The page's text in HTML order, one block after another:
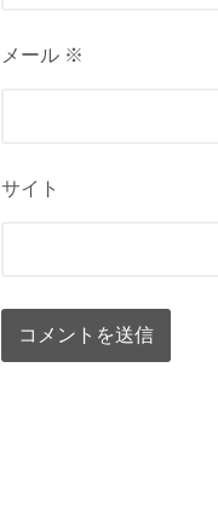
メール ※
サイト